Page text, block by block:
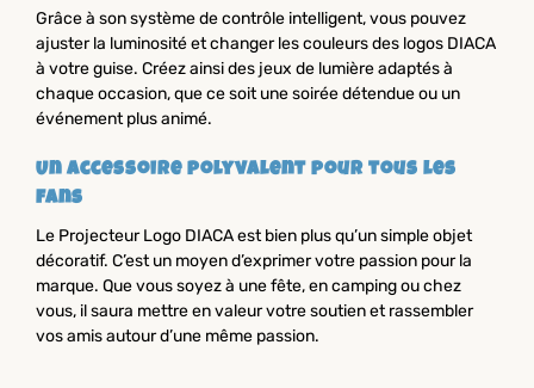
Grâce à son système de contrôle intelligent, vous pouvez
ajuster la luminosité et changer les couleurs des logos DIACA
à votre guise. Créez ainsi des jeux de lumière adaptés à
chaque occasion, que ce soit une soirée détendue ou un
événement plus animé.
Un accessoire polyvalent pour tous les
fans
Le Projecteur Logo DIACA est bien plus qu’un simple objet
décoratif. C’est un moyen d’exprimer votre passion pour la
marque. Que vous soyez à une fête, en camping ou chez
vous, il saura mettre en valeur votre soutien et rassembler
vos amis autour d’une même passion.